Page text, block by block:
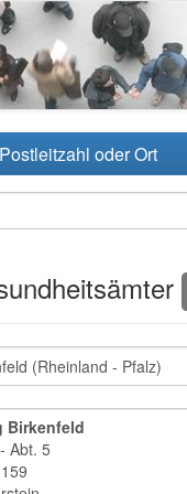
oder Ort
Birkenfeld
Abt. 5